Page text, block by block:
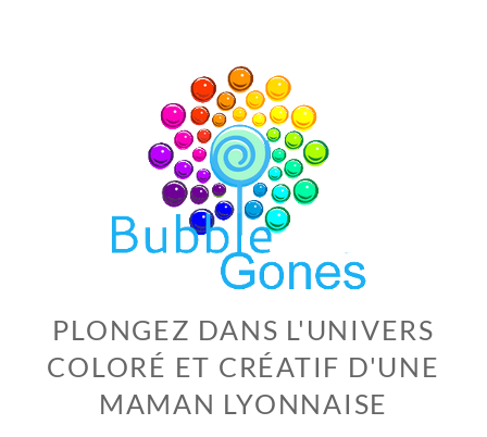
PLONGEZ DANS L'UNIVERS
COLORÉ ET CRÉATIF D'UNE
MAMAN LYONNAISE